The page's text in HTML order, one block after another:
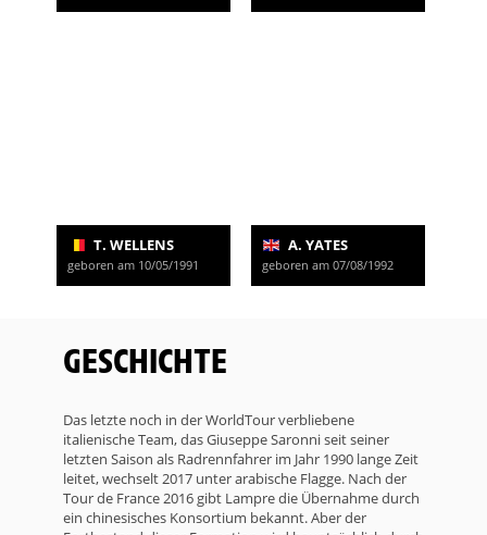
T. WELLENS
geboren am 10/05/1991
A. YATES
geboren am 07/08/1992
GESCHICHTE
Das letzte noch in der WorldTour verbliebene
italienische Team, das Giuseppe Saronni seit seiner
letzten Saison als Radrennfahrer im Jahr 1990 lange Zeit
leitet, wechselt 2017 unter arabische Flagge. Nach der
Tour de France 2016 gibt Lampre die Übernahme durch
ein chinesisches Konsortium bekannt. Aber der